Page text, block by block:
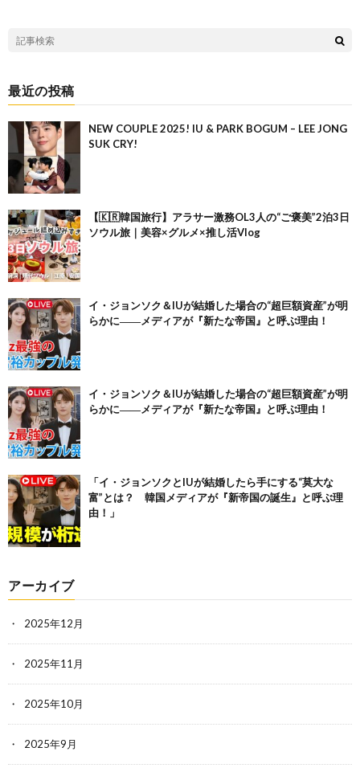
最近の投稿
NEW COUPLE 2025! IU & PARK BOGUM – LEE JONG
SUK CRY!
【🇰🇷韓国旅行】アラサー激務OL3人の“ご褒美”2泊3日
ソウル旅｜美容×グルメ×推し活Vlog
イ・ジョンソク＆IUが結婚した場合の“超巨額資産”が明
らかに――メディアが『新たな帝国』と呼ぶ理由！
イ・ジョンソク＆IUが結婚した場合の“超巨額資産”が明
らかに――メディアが『新たな帝国』と呼ぶ理由！
「イ・ジョンソクとIUが結婚したら手にする“莫大な
富”とは？ 韓国メディアが『新帝国の誕生』と呼ぶ理
由！」
アーカイブ
2025年12月
2025年11月
2025年10月
2025年9月